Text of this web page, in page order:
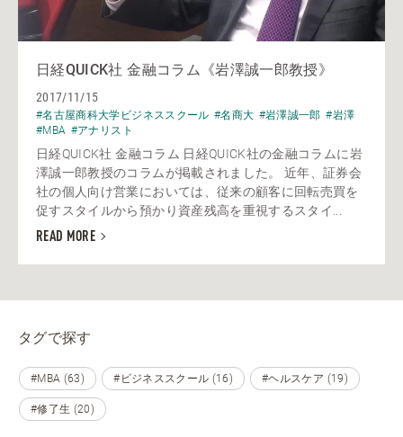
日経QUICK社 金融コラム《岩澤誠一郎教授》
2017/11/15
#名古屋商科大学ビジネススクール #名商大 #岩澤誠一郎 #岩澤
#MBA #アナリスト
日経QUICK社 金融コラム 日経QUICK社の金融コラムに岩
澤誠一郎教授のコラムが掲載されました。 近年、証券会
社の個人向け営業においては、従来の顧客に回転売買を
促すスタイルから預かり資産残高を重視するスタイ...
READ MORE
タグで探す
#MBA (63) #ビジネススクール (16) #ヘルスケア (19)
#修了生 (20)